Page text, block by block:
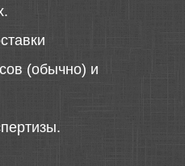
(обычно) и